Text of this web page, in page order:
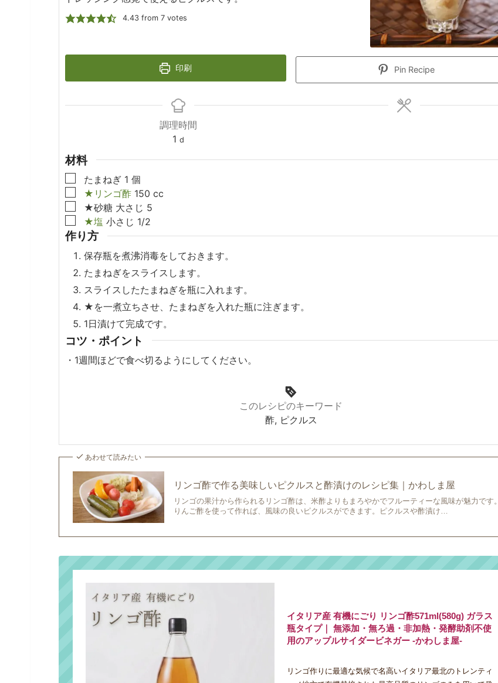
4.43from 7votes
印刷 Pin Recipe
調理時間
1day
d
材料
▢
たまねぎ 1 個
▢
★リンゴ酢 150 cc
▢
★砂糖 大さじ 5
▢
★塩 小さじ 1/2
作り方
保存瓶を煮沸消毒をしておきます。
たまねぎをスライスします。
スライスしたたまねぎを瓶に入れます。
★を一煮立ちさせ、たまねぎを入れた瓶に注ぎます。
1日漬けて完成です。
コツ・ポイント
・ 1週間ほどで食べ切るようにしてください。
このレシピのキーワード
酢, ピクルス
あわせて読みたい
リンゴ酢で作る美味しいピクルスと酢漬けのレシピ集｜かわしま屋
リンゴの果汁から作られるリンゴ酢は、米酢よりもまろやかでフルーティーな風味が魅力です。
りんご酢を使って作れば、風味の良いピクルスができます。ピクルスや酢漬け…
イタリア産 有機にごり リンゴ酢571ml(580g) ガラス
瓶タイプ｜ 無添加・無ろ過・非加熱・発酵助剤不使
用のアップルサイダービネガー -かわしま屋-
リンゴ作りに最適な気候で名高いイタリア最北のトレンティ